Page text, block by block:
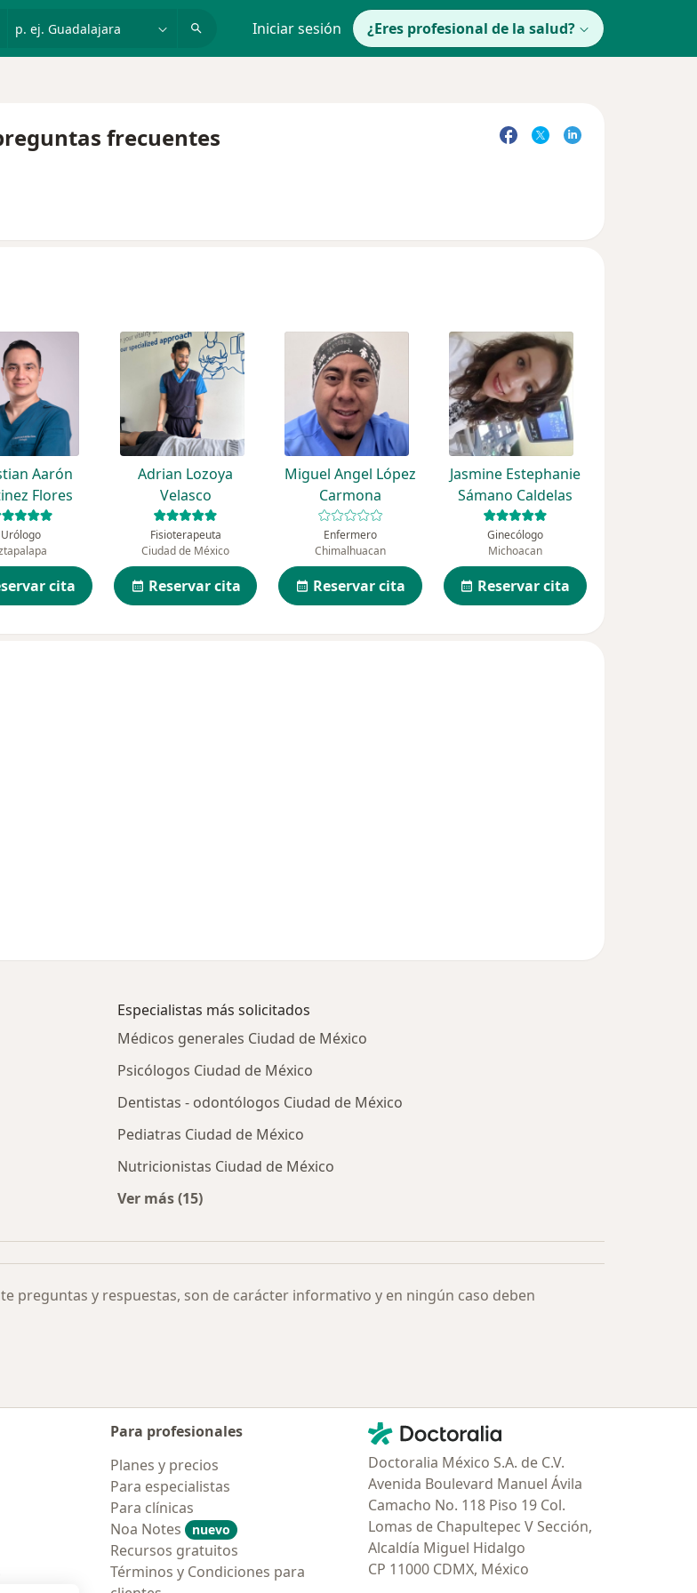
Iniciar sesión ¿Eres profesional de la salud?
frecuentes
Aarón
Flores
Urólogo
cita
Adrian Lozoya
Velasco
Fisioterapeuta
Ciudad de México
Reservar cita
Miguel Angel López
Carmona
Enfermero
Chimalhuacan
Reservar cita
Jasmine Estephanie
Sámano Caldelas
Ginecólogo
Michoacan
Reservar cita
Especialistas más solicitados
Médicos generales Ciudad de México
Psicólogos Ciudad de México
Dentistas - odontólogos Ciudad de México
Pediatras Ciudad de México
Nutricionistas Ciudad de México
Ver más (15)
preguntas y respuestas, son de carácter informativo y en ningún caso deben
Para profesionales
Planes y precios
Para especialistas
Para clínicas
Noa Notes
nuevo
Recursos gratuitos
Términos y Condiciones para
Contacto
Doctoralia - Página de inicio
Doctoralia México S.A. de C.V.
Avenida Boulevard Manuel Ávila
Camacho No. 118 Piso 19 Col.
Lomas de Chapultepec V Sección,
Alcaldía Miguel Hidalgo
CP 11000 CDMX, México